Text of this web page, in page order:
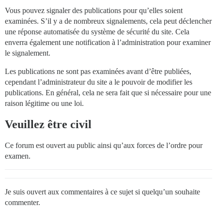
Vous pouvez signaler des publications pour qu’elles soient
examinées. S’il y a de nombreux signalements, cela peut déclencher
une réponse automatisée du système de sécurité du site. Cela
enverra également une notification à l’administration pour examiner
le signalement.
Les publications ne sont pas examinées avant d’être publiées,
cependant l’administrateur du site a le pouvoir de modifier les
publications. En général, cela ne sera fait que si nécessaire pour une
raison légitime ou une loi.
Veuillez être civil
Ce forum est ouvert au public ainsi qu’aux forces de l’ordre pour
examen.
Je suis ouvert aux commentaires à ce sujet si quelqu’un souhaite
commenter.